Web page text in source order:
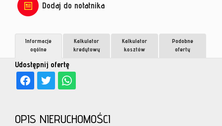
Dodaj do notatnika
Udostępnij ofertę
Informacje
ogólne
Kalkulator
kredytowy
Kalkulator
kosztów
Podobne
oferty
OPIS NIERUCHOMOŚCI